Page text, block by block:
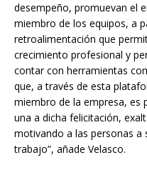
desempeño, promuevan el
miembro de los equipos, a
retroalimentación que
crecimiento profesional y
contar con herramientas
que, a través de esta
miembro de la empresa, es
una a dicha felicitación,
motivando a las personas a
trabajo”, añade Velasco.